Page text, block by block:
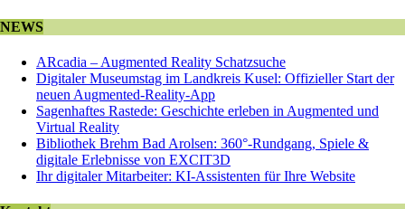
NEWS
ARcadia – Augmented Reality Schatzsuche
Digitaler Museumstag im Landkreis Kusel: Offizieller Start der
neuen Augmented-Reality-App
Sagenhaftes Rastede: Geschichte erleben in Augmented und
Virtual Reality
Bibliothek Brehm Bad Arolsen: 360°-Rundgang, Spiele &
digitale Erlebnisse von EXCIT3D
Ihr digitaler Mitarbeiter: KI-Assistenten für Ihre Website